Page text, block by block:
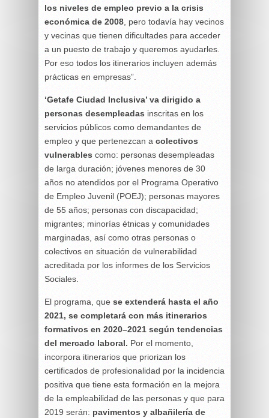
los niveles de empleo previo a la crisis
económica de 2008 , pero todavía hay vecinos
y vecinas que tienen dificultades para acceder
a un puesto de trabajo y queremos ayudarles.
Por eso todos los itinerarios incluyen además
prácticas en empresas”.
‘Getafe Ciudad Inclusiva’ va dirigido a
personas desempleadas inscritas en los
servicios públicos como demandantes de
empleo y que pertenezcan a colectivos
vulnerables como: personas desempleadas
de larga duración; jóvenes menores de 30
años no atendidos por el Programa Operativo
de Empleo Juvenil (POEJ); personas mayores
de 55 años; personas con discapacidad;
migrantes; minorías étnicas y comunidades
marginadas, así como otras personas o
colectivos en situación de vulnerabilidad
acreditada por los informes de los Servicios
Sociales.
El programa, que se extenderá hasta el año
2021, se completará con más itinerarios
formativos en 2020–2021 según tendencias
del mercado laboral. Por el momento,
incorpora itinerarios que priorizan los
certificados de profesionalidad por la incidencia
positiva que tiene esta formación en la mejora
de la empleabilidad de las personas y que para
2019 serán: pavimentos y albañilería de